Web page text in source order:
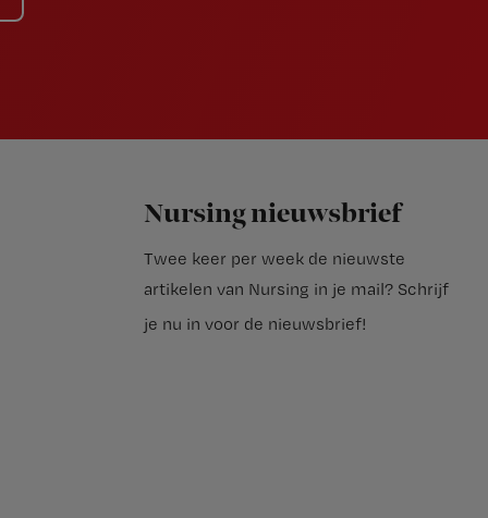
Nursing nieuwsbrief
Twee keer per week de nieuwste
artikelen van Nursing in je mail? Schrijf
je nu in voor de nieuwsbrief!